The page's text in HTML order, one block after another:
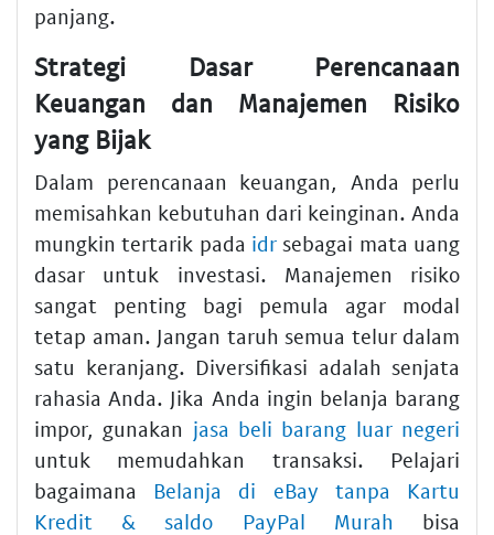
panjang.
Strategi Dasar Perencanaan
Keuangan dan Manajemen Risiko
yang Bijak
Dalam perencanaan keuangan, Anda perlu
memisahkan kebutuhan dari keinginan. Anda
mungkin tertarik pada idr sebagai mata uang
dasar untuk investasi. Manajemen risiko
sangat penting bagi pemula agar modal
tetap aman. Jangan taruh semua telur dalam
satu keranjang. Diversifikasi adalah senjata
rahasia Anda. Jika Anda ingin belanja barang
impor, gunakan jasa beli barang luar negeri
untuk memudahkan transaksi. Pelajari
bagaimana Belanja di eBay tanpa Kartu
Kredit & saldo PayPal Murah bisa